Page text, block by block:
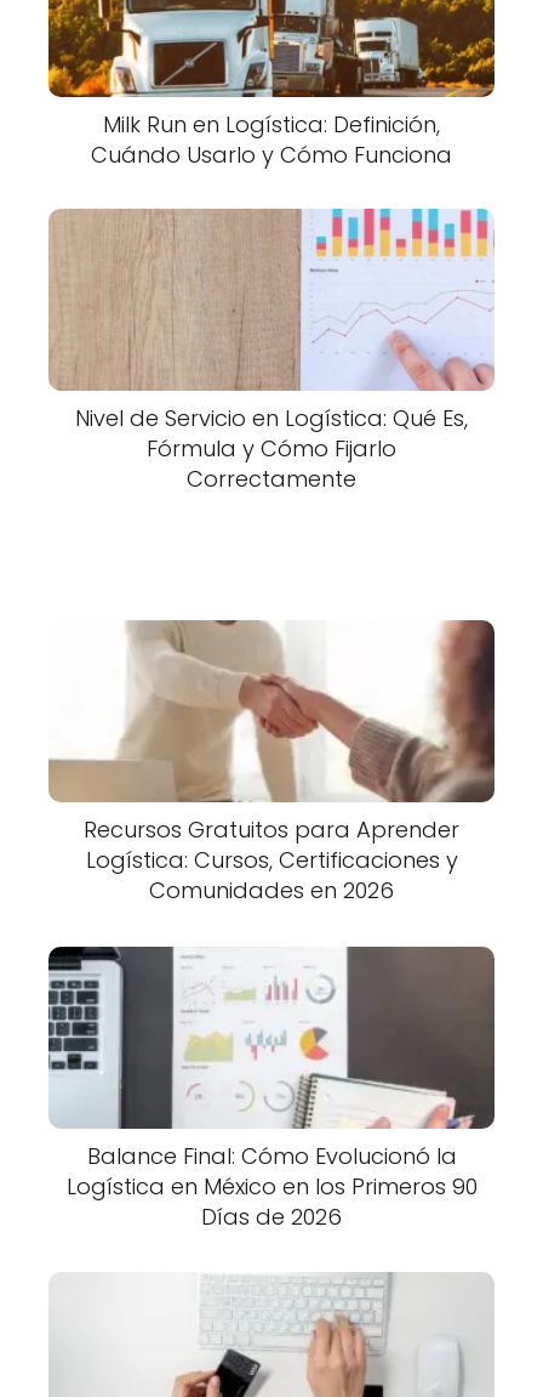
Milk Run en Logística: Definición,
Cuándo Usarlo y Cómo Funciona
Nivel de Servicio en Logística: Qué Es,
Fórmula y Cómo Fijarlo
Correctamente
Recursos Gratuitos para Aprender
Logística: Cursos, Certificaciones y
Comunidades en 2026
Balance Final: Cómo Evolucionó la
Logística en México en los Primeros 90
Días de 2026